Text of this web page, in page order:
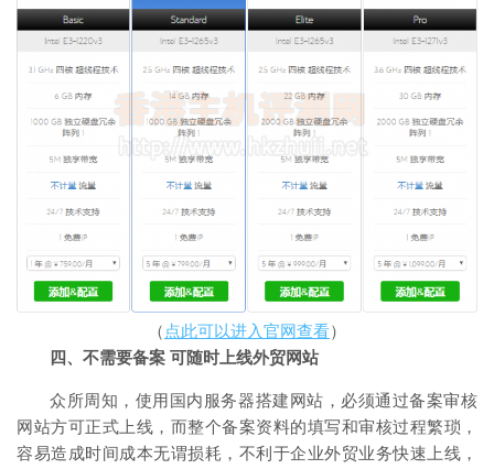
（ 点此可以进入官网查看）
四、不需要备案 可随时上线外贸网站
众所周知，使用国内服务器搭建网站，必须通过备案审核
网站方可正式上线，而整个备案资料的填写和审核过程繁琐，
容易造成时间成本无谓损耗，不利于企业外贸业务快速上线，